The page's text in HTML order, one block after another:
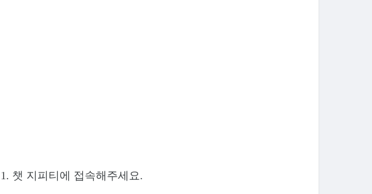
1. 챗 지피티에 접속해주세요.